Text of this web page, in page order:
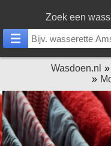
Zoek een
Wasdoen.nl